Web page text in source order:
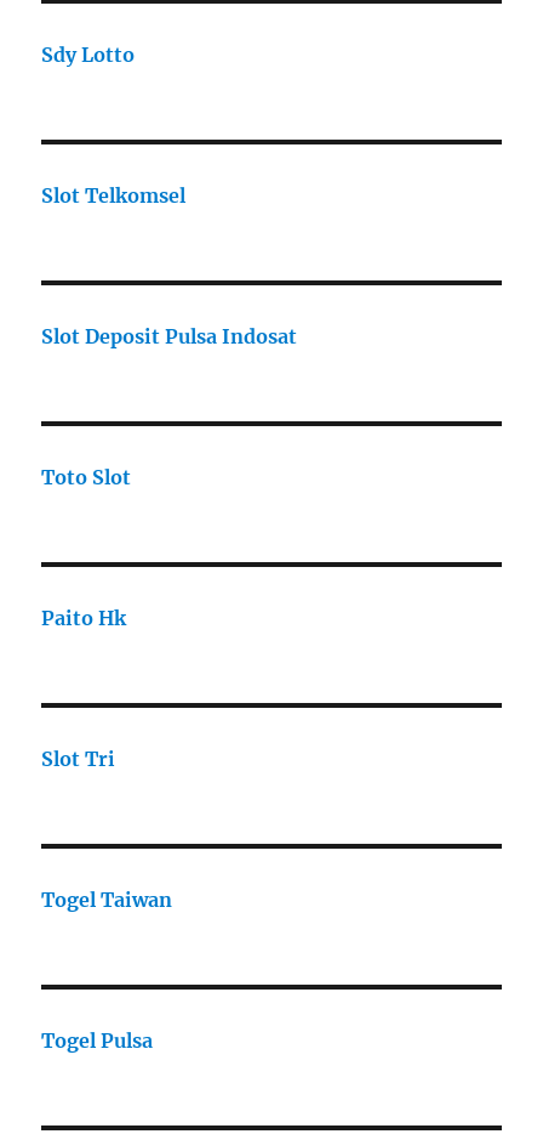
Sdy Lotto
Slot Telkomsel
Slot Deposit Pulsa Indosat
Toto Slot
Paito Hk
Slot Tri
Togel Taiwan
Togel Pulsa